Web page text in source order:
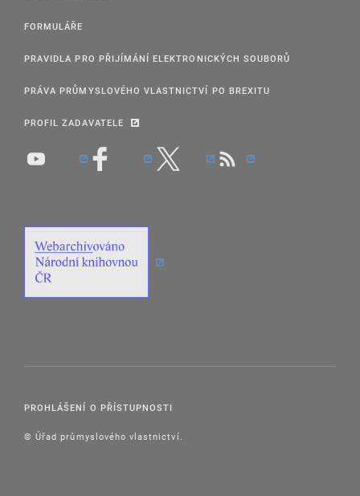
FORMULÁŘE
PRAVIDLA PRO PŘIJÍMÁNÍ ELEKTRONICKÝCH SOUBORŮ
PRÁVA PRŮMYSLOVÉHO VLASTNICTVÍ PO BREXITU
PROFIL ZADAVATELE
PROHLÁŠENÍ O PŘÍSTUPNOSTI
© Úřad průmyslového vlastnictví.